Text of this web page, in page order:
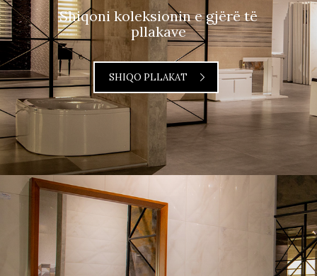
Shiqoni koleksionin e gjërë të
pllakave
SHIQO PLLAKAT